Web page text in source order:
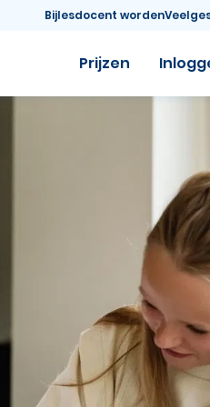
Bijlesdocent worden
Prijzen